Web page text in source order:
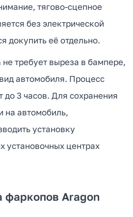
тягово-сцепное
без электрической
докупить её отдельно.
требует выреза в бампере,
автомобиля. Процесс
до 3 часов. Для сохранения
на автомобиль,
установку
установочных центрах
Aragon